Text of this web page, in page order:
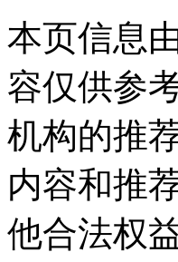
本页信息
容仅供参
机构的推
内容和推
他合法权